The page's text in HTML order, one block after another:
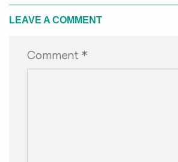
LEAVE A COMMENT
Comment *